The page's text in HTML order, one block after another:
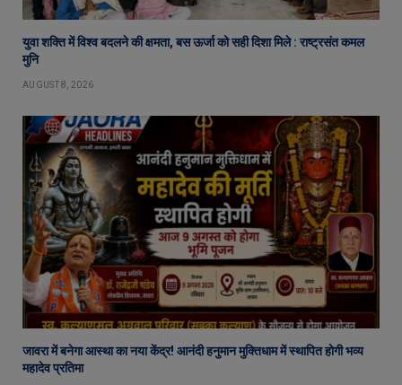
युवा शक्ति में विश्व बदलने की क्षमता, बस ऊर्जा को सही दिशा मिले : राष्ट्रसंत कमल
मुनि
AUGUST 8, 2026
जावरा में बनेगा आस्था का नया केंद्र! आनंदी हनुमान मुक्तिधाम में स्थापित होगी भव्य
महादेव प्रतिमा